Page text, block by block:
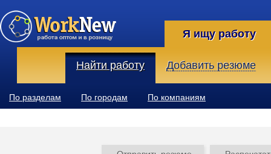
Я ищу работу
Найти работу Добавить резюме
По разделам По городам По компаниям